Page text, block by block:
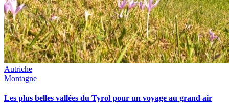
Autriche
Montagne
Les plus belles vallées du Tyrol pour un voyage au grand air